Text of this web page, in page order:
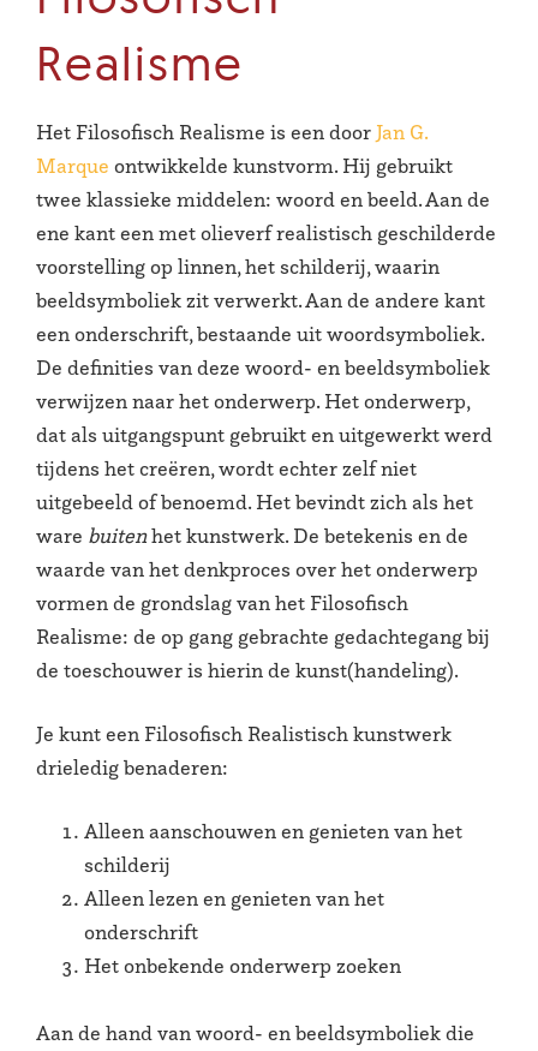
Realisme
Het Filosofisch Realisme is een door Jan G.
Marque ontwikkelde kunstvorm. Hij gebruikt
twee klassieke middelen: woord en beeld. Aan de
ene kant een met olieverf realistisch geschilderde
voorstelling op linnen, het schilderij, waarin
beeldsymboliek zit verwerkt. Aan de andere kant
een onderschrift, bestaande uit woordsymboliek.
De definities van deze woord- en beeldsymboliek
verwijzen naar het onderwerp. Het onderwerp,
dat als uitgangspunt gebruikt en uitgewerkt werd
tijdens het creëren, wordt echter zelf niet
uitgebeeld of benoemd. Het bevindt zich als het
ware buitenhet kunstwerk. De betekenis en de
waarde van het denkproces over het onderwerp
vormen de grondslag van het Filosofisch
Realisme: de op gang gebrachte gedachtegang bij
de toeschouwer is hierin de kunst(handeling).
Je kunt een Filosofisch Realistisch kunstwerk
drieledig benaderen:
Alleen aanschouwen en genieten van het
schilderij
Alleen lezen en genieten van het
onderschrift
Het onbekende onderwerp zoeken
Aan de hand van woord- en beeldsymboliek die